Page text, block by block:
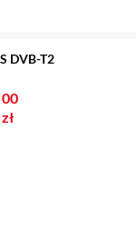
DVB-T2
999 zł
00
zł